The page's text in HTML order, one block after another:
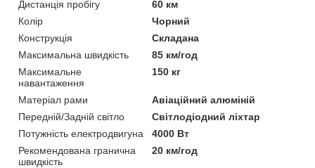
Дистанція пробігу
60 км
Колір
Чорний
Конструкція
Складана
Максимальна швидкість
85 км/год
Максимальне
навантаження
150 кг
Матеріал рами
Авіаційний алюміній
Передній/Задній світло
Світлодіодний ліхтар
Потужність електродвигуна
4000 Вт
Рекомендована гранична
швидкість
20 км/год